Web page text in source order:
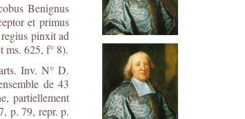
Benignus
et primus
pinxit ad
ms. 625, f° 8).
Inv. N° D.
de 43
partiellement
p. 79, repr. p.